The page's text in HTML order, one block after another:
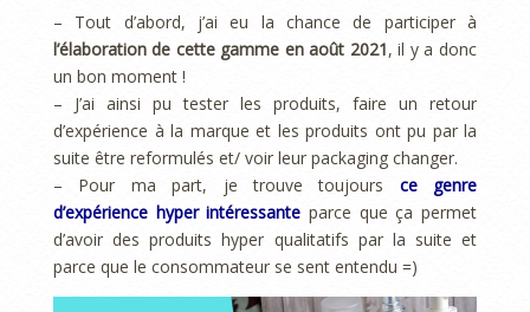
– Tout d’abord, j’ai eu la chance de participer à
l’élaboration de cette gamme en août 2021, il y a donc
un bon moment !
– J’ai ainsi pu tester les produits, faire un retour
d’expérience à la marque et les produits ont pu par la
suite être reformulés et/ voir leur packaging changer.
– Pour ma part, je trouve toujours ce genre
d’expérience hyper intéressante parce que ça permet
d’avoir des produits hyper qualitatifs par la suite et
parce que le consommateur se sent entendu =)